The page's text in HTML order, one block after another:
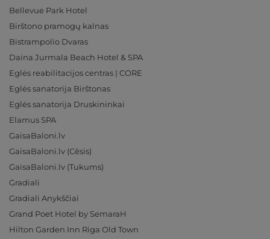
Bellevue Park Hotel
Birštono pramogų kalnas
Bistrampolio Dvaras
Daina Jurmala Beach Hotel & SPA
Eglės reabilitacijos centras | CORE
Eglės sanatorija Birštonas
Eglės sanatorija Druskininkai
Elamus SPA
GaisaBaloni.lv
GaisaBaloni.lv (Cēsis)
GaisaBaloni.lv (Tukums)
Gradiali
Gradiali Anykščiai
Grand Poet Hotel by SemaraH
Hilton Garden Inn Riga Old Town